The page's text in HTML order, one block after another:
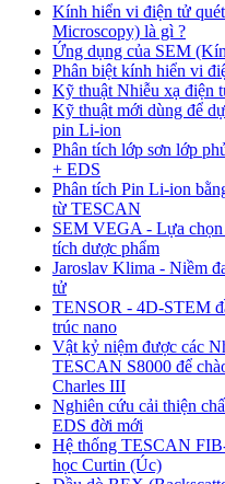
Kính hiển vi điện tử
Microscopy) là gì ?
Ứng dụng của SEM
Phân biệt kính hiển vi
Kỹ thuật Nhiễu xạ điện
Kỹ thuật mới dùng để
pin Li-ion
Phân tích lớp sơn lớp
+ EDS
Phân tích Pin Li-ion
từ TESCAN
SEM VEGA - Lựa chọn
tích dược phẩm
Jaroslav Klima - Niềm
tử
TENSOR - 4D-STEM
trúc nano
Vật kỷ niệm được các
TESCAN S8000 để
Charles III
Nghiên cứu cải thiện
EDS đời mới
Hệ thống TESCAN
học Curtin (Úc)